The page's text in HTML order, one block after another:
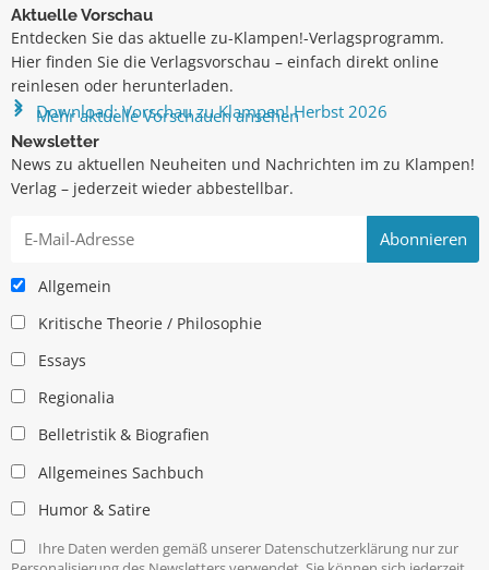
Aktuelle Vorschau
Entdecken Sie das aktuelle zu-Klampen!-Verlagsprogramm.
Hier finden Sie die Verlagsvorschau – einfach direkt online
reinlesen oder herunterladen.
Download: Vorschau zu Klampen! Herbst 2026
Mehr aktuelle Vorschauen ansehen
Newsletter
News zu aktuellen Neuheiten und Nachrichten im zu Klampen!
Verlag – jederzeit wieder abbestellbar.
Allgemein
Kritische Theorie / Philosophie
Essays
Regionalia
Belletristik & Biografien
Allgemeines Sachbuch
Humor & Satire
Ihre Daten werden gemäß unserer Datenschutzerklärung nur zur